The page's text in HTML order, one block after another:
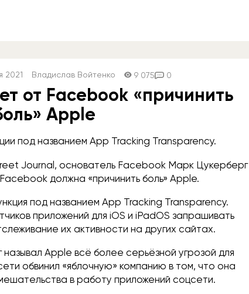
2021 Владислав Войтенко 9 075 0
от Facebook «причинить
Apple
под названием App Tracking Transparency.
Journal, основатель Facebook Марк Цукерберг
должна «причинить боль» Apple.
под названием App Tracking Transparency.
приложений для iOS и iPadOS запрашивать
их активности на других сайтах.
Apple всё более серьёзной угрозой для
обвинил «яблочную» компанию в том, что она
в работу приложений соцсети.